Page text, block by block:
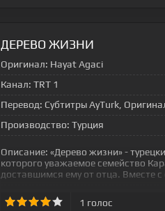
ДЕРЕВО ЖИЗНИ
Оригинал: Hayat Agaci
Канал: TRT 1
Перевод: Субтитры AyTurk,
Производство: Турция
Описание: «Дерево жизни» -
которого уважаемое семейство
доставшимся ему от отца. Вместе с
1 голос